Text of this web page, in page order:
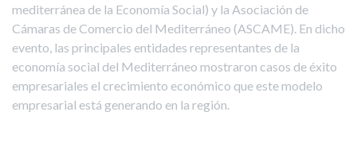
mediterránea de la Economía Social) y la Asociación de
Cámaras de Comercio del Mediterráneo (ASCAME). En dicho
evento, las principales entidades representantes de la
economía social del Mediterráneo mostraron casos de éxito
empresariales el crecimiento económico que este modelo
empresarial está generando en la región.